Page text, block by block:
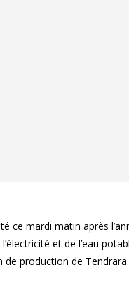
ce mardi matin après
et de l’eau
de production de Tendrara.